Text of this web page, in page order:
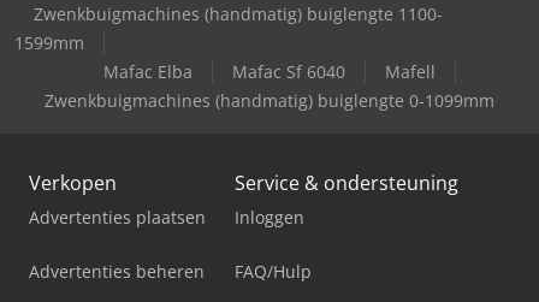
Zwenkbuigmachines (handmatig) buiglengte 1100-
1599mm
Mafac Elba
Mafac Sf 6040
Mafell
Zwenkbuigmachines (handmatig) buiglengte 0-1099mm
Verkopen
Advertenties plaatsen
Advertenties beheren
Service & ondersteuning
Inloggen
FAQ/Hulp